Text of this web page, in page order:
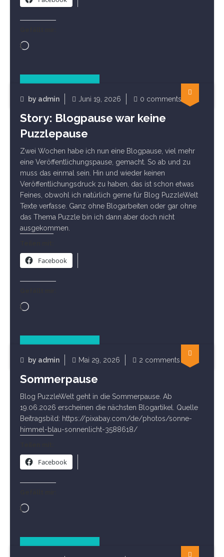
Wird
Startseite
by admin Juni 19, 2026 0 comments
Story: Blogpause war keine
Puzzlepause
Zwei Wochen habe ich nun eine Blogpause, viel mehr
eine Veröffentlichungspause, gemacht. So ab und zu
muss das einmal sein. Hin und wieder keinen
Veröffentlichungsdruck zu haben, das ist schon etwas
Feines, obwohl ich natürlich gerne für Blog PuzzleWelt
Texte verfasse. Ganz ohne Blogarbeiten oder gar ohne
das Thema Puzzle bin ich dann aber doch nicht
ausgekommen.
Facebook
Wird
Startseite
by admin Mai 29, 2026 2 comments
Sommerpause
Blog PuzzleWelt geht in die Sommerpause. Ab
19.06.2026 erscheinen die nächsten Blogartikel. Quelle
Beitragsbild: https://pixabay.com/de/photos/sonne-
himmel-blau-sonnenlicht-3588618/
Facebook
Wird